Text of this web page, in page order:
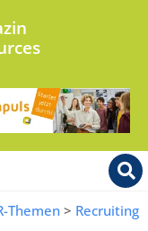
Themen > Recruiting